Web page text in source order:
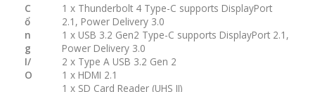
C
ổ
n
g
I/
O
1 x Thunderbolt 4 Type-C supports DisplayPort
2.1, Power Delivery 3.0
1 x USB 3.2 Gen2 Type-C supports DisplayPort 2.1,
Power Delivery 3.0
2 x Type A USB 3.2 Gen 2
1 x HDMI 2.1
1 x SD Card Reader (UHS II)